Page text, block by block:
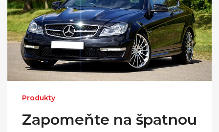
Produkty
Zapomeňte na špatnou